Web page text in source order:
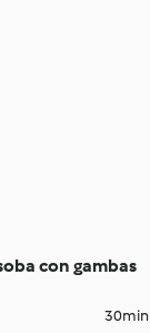
con gambas
30min